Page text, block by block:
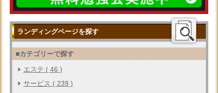
ランディングページを探す
■カテゴリーで探す
エステ ( 46 )
サービス ( 239 )